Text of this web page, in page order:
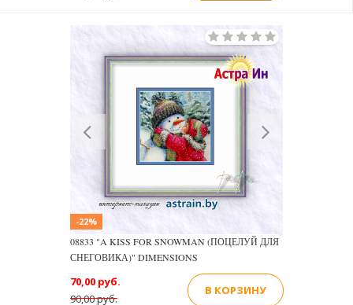
Previous
-22%
08833 "A KISS FOR SNOWMAN (ПОЦЕЛУЙ ДЛЯ
СНЕГОВИКА)" DIMENSIONS
90,00 руб.
70,00 руб.
В КОРЗИНУ